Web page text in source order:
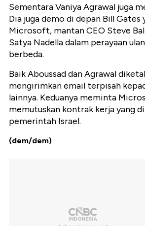
Sementara Vaniya Agrawal juga
Dia juga demo di depan Bill Gates
Microsoft, mantan CEO Steve
Satya Nadella dalam perayaan
berbeda.
Baik Aboussad dan Agrawal
mengirimkan email terpisah
lainnya. Keduanya meminta
memutuskan kontrak kerja yang
pemerintah Israel.
(dem/dem)